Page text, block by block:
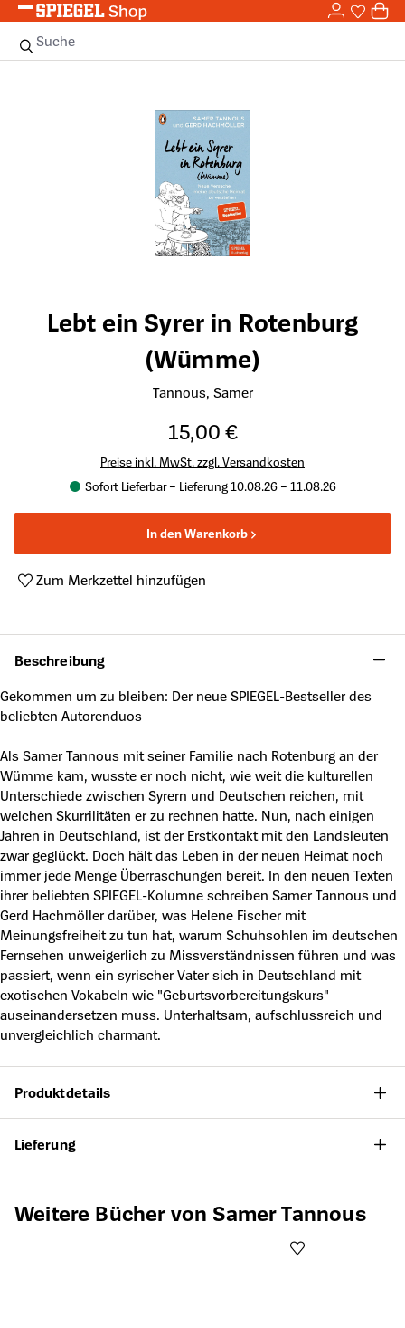
Zum Hauptinhalt springen 0
Suche
Lebt ein Syrer in Rotenburg
(Wümme)
Tannous, Samer
15,00 €
Preise inkl. MwSt. zzgl. Versandkosten
Sofort Lieferbar – Lieferung 10.08.26 – 11.08.26
In den Warenkorb
Zum Merkzettel hinzufügen
Beschreibung
Gekommen um zu bleiben: Der neue SPIEGEL-Bestseller des
beliebten Autorenduos
Als Samer Tannous mit seiner Familie nach Rotenburg an der
Wümme kam, wusste er noch nicht, wie weit die kulturellen
Unterschiede zwischen Syrern und Deutschen reichen, mit
welchen Skurrilitäten er zu rechnen hatte. Nun, nach einigen
Jahren in Deutschland, ist der Erstkontakt mit den Landsleuten
zwar geglückt. Doch hält das Leben in der neuen Heimat noch
immer jede Menge Überraschungen bereit. In den neuen Texten
ihrer beliebten SPIEGEL-Kolumne schreiben Samer Tannous und
Gerd Hachmöller darüber, was Helene Fischer mit
Meinungsfreiheit zu tun hat, warum Schuhsohlen im deutschen
Fernsehen unweigerlich zu Missverständnissen führen und was
passiert, wenn ein syrischer Vater sich in Deutschland mit
exotischen Vokabeln wie "Geburtsvorbereitungskurs"
auseinandersetzen muss. Unterhaltsam, aufschlussreich und
unvergleichlich charmant.
Produktdetails
Lieferung
Produktgalerie überspringen
Weitere Bücher von Samer Tannous